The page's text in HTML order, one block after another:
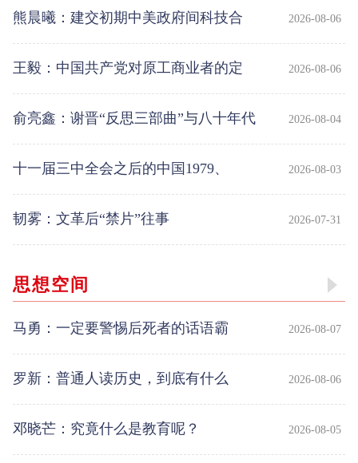
熊晨曦：建交初期中美政府间科技合
作的制度化进程研究
2026-08-06
王毅：中国共产党对原工商业者的定
息补发政策研究(1977—1987)
2026-08-06
俞亮鑫：谢晋“反思三部曲”与八十年代
的思想破冰
2026-08-04
十一届三中全会之后的中国1979、
1980
2026-08-03
韧雾：文革后“禁片”往事 2026-07-31
思想空间
马勇：一定要警惕后死者的话语霸
权！
2026-08-07
罗新：普通人读历史，到底有什么
用？
2026-08-06
邓晓芒：究竟什么是教育呢？ 2026-08-05